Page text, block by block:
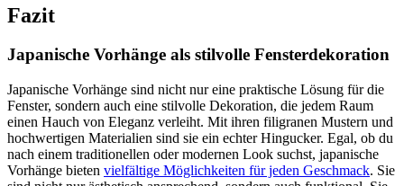
Fazit
Japanische Vorhänge als stilvolle Fensterdekoration
Japanische Vorhänge sind nicht nur eine praktische Lösung für die
Fenster, sondern auch eine stilvolle Dekoration, die jedem Raum
einen Hauch von Eleganz verleiht. Mit ihren filigranen Mustern und
hochwertigen Materialien sind sie ein echter Hingucker. Egal, ob du
nach einem traditionellen oder modernen Look suchst, japanische
Vorhänge bieten vielfältige Möglichkeiten für jeden Geschmack. Sie